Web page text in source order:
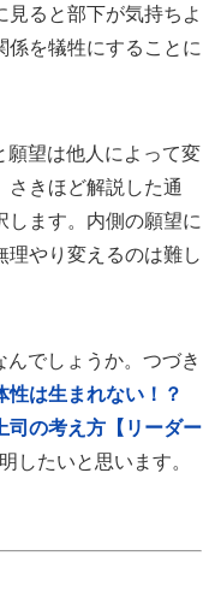
ると部下が気持ちよ
係を犠牲にすることに
望は他人によって変
さきほど解説した通
します。内側の願望に
やり変えるのは難し
でしょうか。つづき
性は生まれない！？
司の考え方【リーダー
したいと思います。